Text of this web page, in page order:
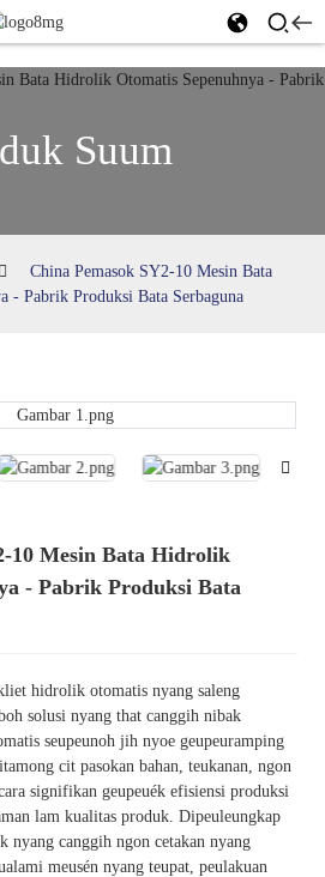
Suum
China Pemasok SY2-10 Mesin Bata
- Pabrik Produksi Bata Serbaguna
10 Mesin Bata Hidrolik
- Pabrik Produksi Bata
hidrolik otomatis nyang saleng
solusi nyang that canggih nibak
seupeunoh jih nyoe geupeuramping
cit pasokan bahan, teukanan, ngon
signifikan geupeuék efisiensi produksi
lam kualitas produk. Dipeuleungkap
canggih ngon cetakan nyang
meusén nyang teupat, peulakuan